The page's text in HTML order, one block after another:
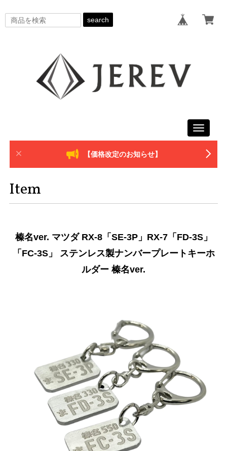
search
Toggle
【価格改定のお知らせ】
Item
榛名ver. マツダ RX-8「SE-3P」RX-7「FD-3S」
「FC-3S」 ステンレス製ナンバープレートキーホ
ルダー 榛名ver.